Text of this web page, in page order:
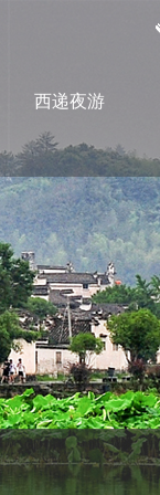
西递夜游